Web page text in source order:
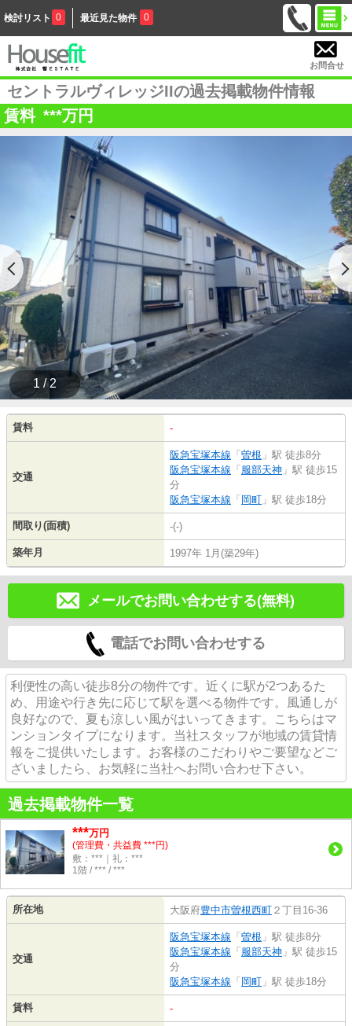
検討リスト 0 最近見た物件 0
お問合せ
セントラルヴィレッジIIの過去掲載物件情報
賃料 ***万円
1 / 2
賃料 -
交通
阪急宝塚本線 「 曽根 」駅 徒歩8分
阪急宝塚本線 「 服部天神 」駅 徒歩15
分
阪急宝塚本線 「 岡町 」駅 徒歩18分
間取り(面積) -(-)
築年月 1997年 1月(築29年)
メールでお問い合わせする(無料)
電話でお問い合わせする
利便性の高い徒歩8分の物件です。近くに駅が2つあるた
め、用途や行き先に応じて駅を選べる物件です。風通しが
良好なので、夏も涼しい風がはいってきます。こちらはマ
ンションタイプになります。当社スタッフが地域の賃貸情
報をご提供いたします。お客様のこだわりやご要望などご
ざいましたら、お気軽に当社へお問い合わせ下さい。
過去掲載物件一覧
***万円
(管理費・共益費 ***円)
敷：***｜礼：***
1階 / *** / ***
所在地 大阪府豊中市曽根西町 ２丁目16-36
交通
阪急宝塚本線 「 曽根 」駅 徒歩8分
阪急宝塚本線 「 服部天神 」駅 徒歩15
分
阪急宝塚本線 「 岡町 」駅 徒歩18分
賃料 -